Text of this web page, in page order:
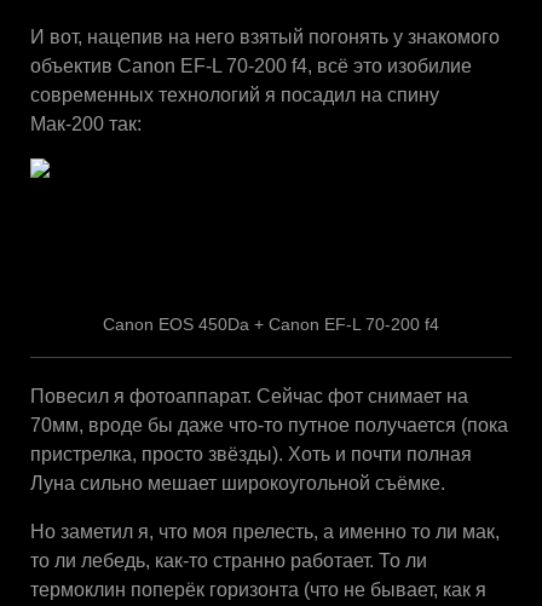
И вот, нацепив на него взятый погонять у знакомого
объектив Canon EF-L 70-200 f4, всё это изобилие
современных технологий я посадил на спину
Мак-200 так:
Canon EOS 450Da + Canon EF-L 70-200 f4
Повесил я фотоаппарат. Сейчас фот снимает на
70мм, вроде бы даже что-то путное получается (пока
пристрелка, просто звёзды). Хоть и почти полная
Луна сильно мешает широкоугольной съёмке.
Но заметил я, что моя прелесть, а именно то ли мак,
то ли лебедь, как-то странно работает. То ли
термоклин поперёк горизонта (что не бывает, как я